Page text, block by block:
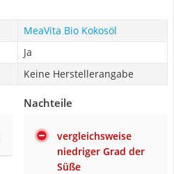
MeaVita Bio Kokosöl
Ja
Keine Herstellerangabe
Nachteile
vergleichsweise
niedriger Grad der
Süße